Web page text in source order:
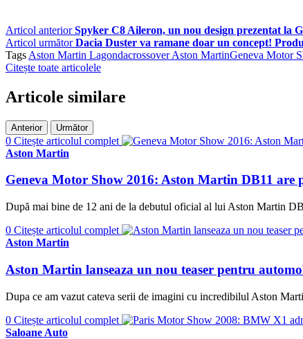
Articol anterior Spyker C8 Aileron, un nou design prezentat la
Articol următor Dacia Duster va ramane doar un concept!
Tags Aston Martin Lagondacrossover Aston MartinGeneva Motor
Citește toate articolele
Articole similare
Anterior Următor
0 Citește articolul complet
Aston Martin
Geneva Motor Show 2016: Aston Martin DB11 are
După mai bine de 12 ani de la debutul oficial al lui Aston Martin
0 Citește articolul complet
Aston Martin
Aston Martin lanseaza un nou teaser pentru
Dupa ce am vazut cateva serii de imagini cu incredibilul Aston
0 Citește articolul complet
Saloane Auto